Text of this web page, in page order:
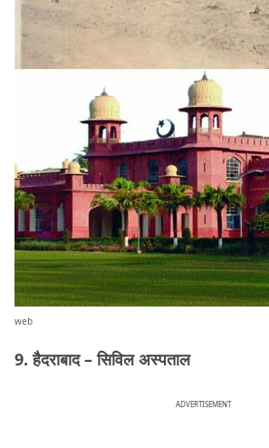
web
9. हैदराबाद – सिविल अस्पताल
ADVERTISEMENT